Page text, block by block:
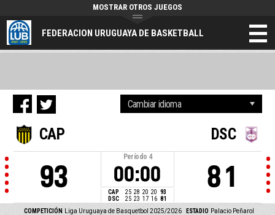
FEDERACION URUGUAYA DE BASKETBALL
MOSTRAR OTROS JUEGOS
CAP
93
Período 4
00:00
CAP 25 28 20 20 93
DSC
25 23 17 16 81
DSC
81
COMPETICIÓN Liga Uruguaya de Basquetbol 2025/2026 ESTADIO Palacio Peñarol